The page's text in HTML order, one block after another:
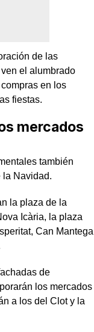
de las
el alumbrado
en los
fiestas.
mercados
también
la Navidad.
la plaza de la
Icària, la plaza
Can Mantega
de
los mercados
a los del Clot y la